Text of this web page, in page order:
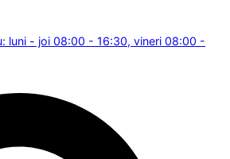
luni - joi 08:00 - 16:30, vineri 08:00 -